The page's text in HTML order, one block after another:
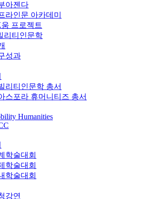
아젠다
라인문 아카데미
프로젝트
리티인문학
성과
리티인문학 총서
스포라 휴머니티즈 총서
Humanities
학술대회
학술대회
학술대회
강연